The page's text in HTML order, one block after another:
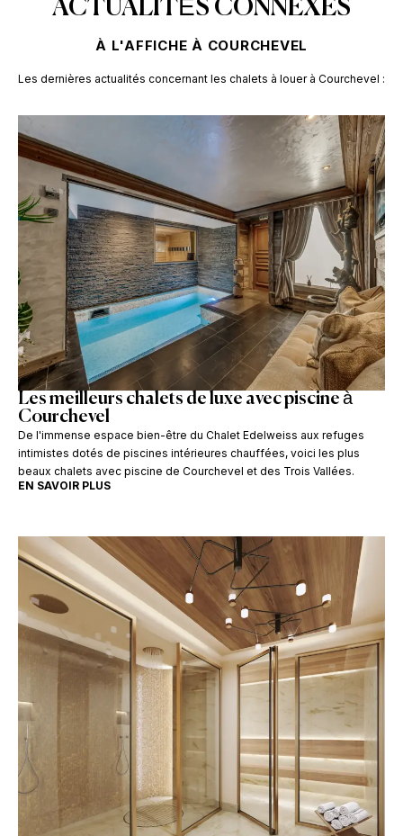
ACTUALITÉS CONNEXES
À L'AFFICHE À COURCHEVEL
Les dernières actualités concernant les chalets à louer à Courchevel :
Les meilleurs chalets de luxe avec piscine à
Courchevel
De l'immense espace bien-être du Chalet Edelweiss aux refuges
intimistes dotés de piscines intérieures chauffées, voici les plus
beaux chalets avec piscine de Courchevel et des Trois Vallées.
EN SAVOIR PLUS